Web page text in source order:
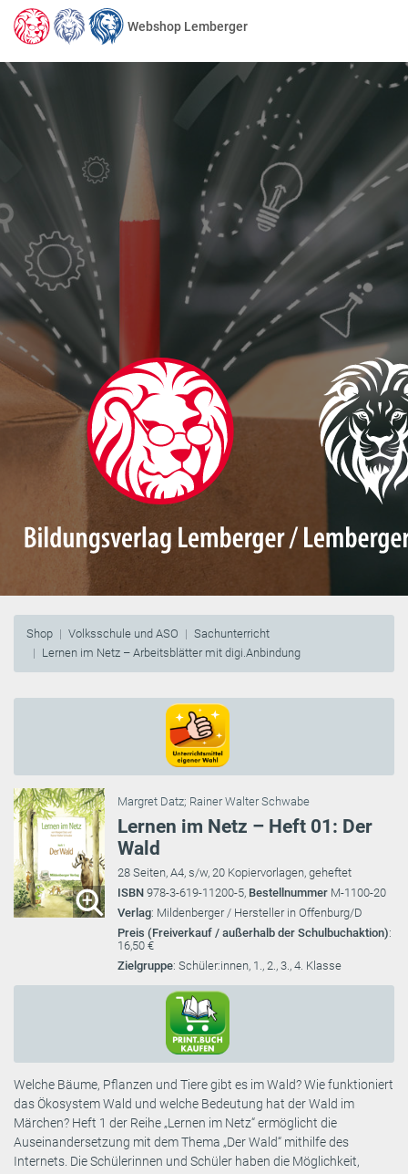
Webshop Lemberger
Shop Volksschule und ASO
Sachunterricht
Lernen im Netz – Arbeitsblätter mit digi.Anbindung
Margret Datz; Rainer Walter Schwabe
Lernen im Netz – Heft 01: Der
Wald
28 Seiten, A4, s/w, 20 Kopiervorlagen, geheftet
ISBN 978-3-619-11200-5, Bestellnummer M-1100-20
Verlag: Mildenberger / Hersteller in Offenburg/D
Preis (Freiverkauf / außerhalb der Schulbuchaktion):
16,50 €
Zielgruppe: Schüler:innen, 1., 2., 3., 4. Klasse
Welche Bäume, Pflanzen und Tiere gibt es im Wald? Wie funktioniert
das Ökosystem Wald und welche Bedeutung hat der Wald im
Märchen? Heft 1 der Reihe „Lernen im Netz“ ermöglicht die
Auseinandersetzung mit dem Thema „Der Wald“ mithilfe des
Internets. Die Schülerinnen und Schüler haben die Möglichkeit,